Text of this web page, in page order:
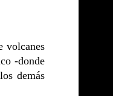
volcanes
-donde
demás